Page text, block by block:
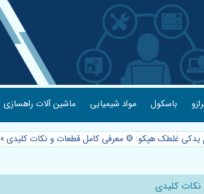
باسکول مواد شیمیایی ماشین آلات راهسازی
یدکی غلطک هپکو: ⚙️ معرفی کامل قطعات و نکات کلیدی»
کلیدی